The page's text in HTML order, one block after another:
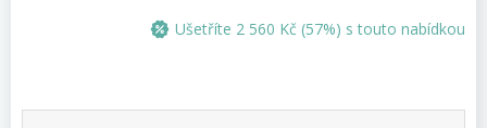
Ušetříte 2 560 Kč (57%) s touto nabídkou